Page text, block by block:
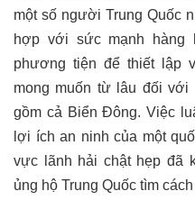
một số người Trung Quốc
hợp với sức mạnh hàng
phương tiện để thiết lập
mong muốn từ lâu đối với
gồm cả Biển Đông. Việc
lợi ích an ninh của một
vực lãnh hải chật hẹp đã
ủng hộ Trung Quốc tìm